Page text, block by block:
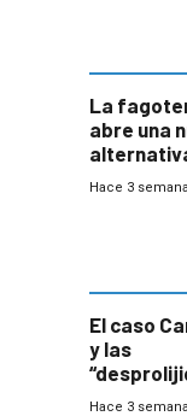
La
abre una
contra
Hace 3
El caso
y las
que la
Hace 3